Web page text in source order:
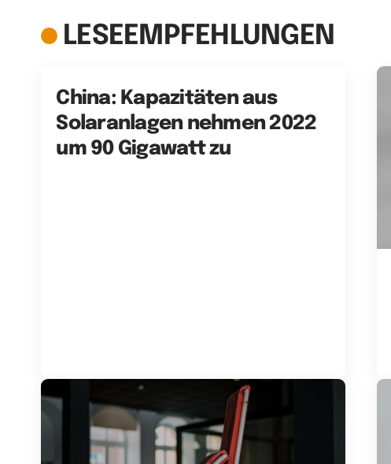
LESEEMPFEHLUNGEN
China: Kapazitäten aus
Solaranlagen nehmen 2022
um 90 Gigawatt zu